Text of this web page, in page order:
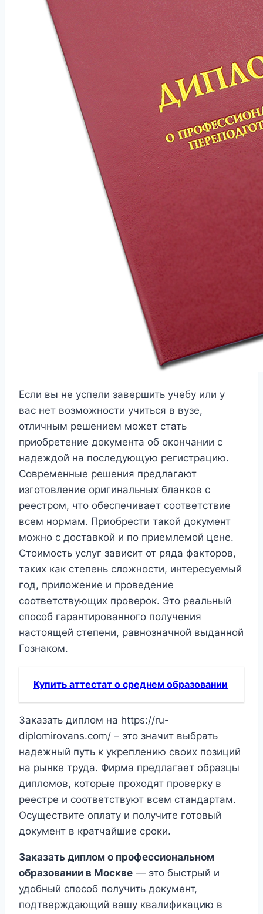
Если вы не успели завершить учебу или у
вас нет возможности учиться в вузе,
отличным решением может стать
приобретение документа об окончании с
надеждой на последующую регистрацию.
Современные решения предлагают
изготовление оригинальных бланков с
реестром, что обеспечивает соответствие
всем нормам. Приобрести такой документ
можно с доставкой и по приемлемой цене.
Стоимость услуг зависит от ряда факторов,
таких как степень сложности, интересуемый
год, приложение и проведение
соответствующих проверок. Это реальный
способ гарантированного получения
настоящей степени, равнозначной выданной
Гознаком.
Купить аттестат о среднем образовании
Заказать диплом на https://ru-
diplomirovans.com/ – это значит выбрать
надежный путь к укреплению своих позиций
на рынке труда. Фирма предлагает образцы
дипломов, которые проходят проверку в
реестре и соответствуют всем стандартам.
Осуществите оплату и получите готовый
документ в кратчайшие сроки.
Заказать диплом о профессиональном
образовании в Москве — это быстрый и
удобный способ получить документ,
подтверждающий вашу квалификацию в